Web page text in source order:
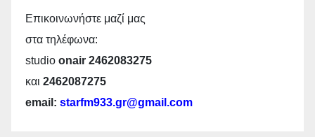
Επικοινωνήστε μαζί μας
στα τηλέφωνα:
studio onair 2462083275
και 2462087275
email: starfm933.gr@gmail.com